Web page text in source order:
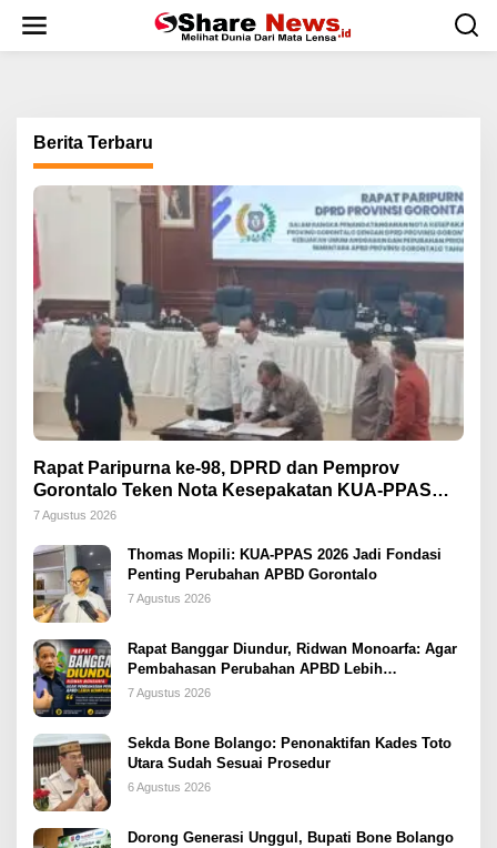
w
Berita Terbaru
Rapat Paripurna ke-98, DPRD dan Pemprov
Gorontalo Teken Nota Kesepakatan KUA-PPAS
2026
7 Agustus 2026
Thomas Mopili: KUA-PPAS 2026 Jadi Fondasi
Penting Perubahan APBD Gorontalo
7 Agustus 2026
Rapat Banggar Diundur, Ridwan Monoarfa: Agar
Pembahasan Perubahan APBD Lebih
Komprehensif
7 Agustus 2026
Sekda Bone Bolango: Penonaktifan Kades Toto
Utara Sudah Sesuai Prosedur
6 Agustus 2026
Dorong Generasi Unggul, Bupati Bone Bolango